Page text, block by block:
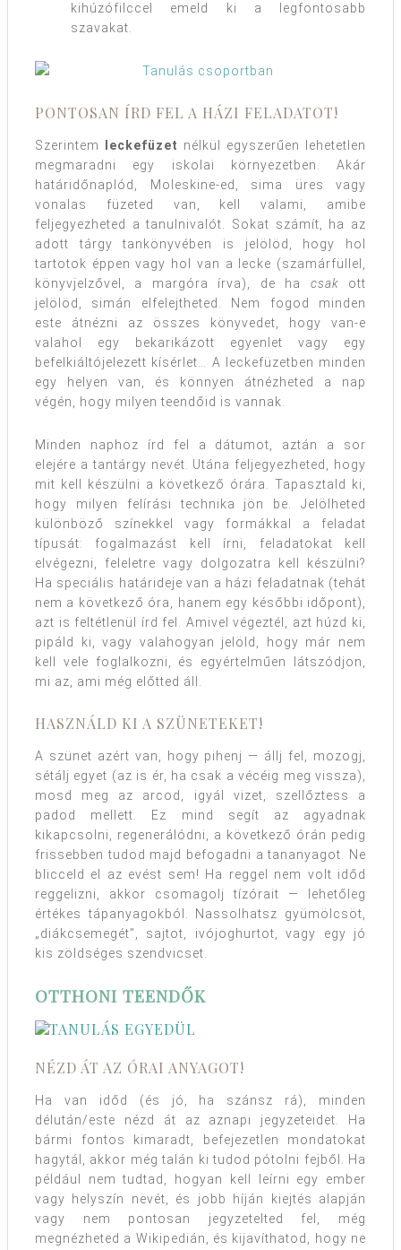
kihúzófilccel emeld ki a legfontosabb
szavakat.
PONTOSAN ÍRD FEL A HÁZI FELADATOT!
Szerintem leckefüzet nélkül egyszerűen lehetetlen
megmaradni egy iskolai környezetben. Akár
határidőnaplód, Moleskine-ed, sima üres vagy
vonalas füzeted van, kell valami, amibe
feljegyezheted a tanulnivalót. Sokat számít, ha az
adott tárgy tankönyvében is jelölöd, hogy hol
tartotok éppen vagy hol van a lecke (szamárfüllel,
könyvjelzővel, a margóra írva), de ha csak ott
jelölöd, simán elfelejtheted. Nem fogod minden
este átnézni az összes könyvedet, hogy van-e
valahol egy bekarikázott egyenlet vagy egy
befelkiáltójelezett kísérlet… A leckefüzetben minden
egy helyen van, és könnyen átnézheted a nap
végén, hogy milyen teendőid is vannak.
Minden naphoz írd fel a dátumot, aztán a sor
elejére a tantárgy nevét. Utána feljegyezheted, hogy
mit kell készülni a következő órára. Tapasztald ki,
hogy milyen felírási technika jön be. Jelölheted
különböző színekkel vagy formákkal a feladat
típusát: fogalmazást kell írni, feladatokat kell
elvégezni, feleletre vagy dolgozatra kell készülni?
Ha speciális határideje van a házi feladatnak (tehát
nem a következő óra, hanem egy későbbi időpont),
azt is feltétlenül írd fel. Amivel végeztél, azt húzd ki,
pipáld ki, vagy valahogyan jelöld, hogy már nem
kell vele foglalkozni, és egyértelműen látszódjon,
mi az, ami még előtted áll.
HASZNÁLD KI A SZÜNETEKET!
A szünet azért van, hogy pihenj — állj fel, mozogj,
sétálj egyet (az is ér, ha csak a vécéig meg vissza),
mosd meg az arcod, igyál vizet, szellőztess a
padod mellett. Ez mind segít az agyadnak
kikapcsolni, regenerálódni, a következő órán pedig
frissebben tudod majd befogadni a tananyagot. Ne
blicceld el az evést sem! Ha reggel nem volt időd
reggelizni, akkor csomagolj tízórait — lehetőleg
értékes tápanyagokból. Nassolhatsz gyümölcsöt,
„diákcsemegét”, sajtot, ivójoghurtot, vagy egy jó
kis zöldséges szendvicset.
OTTHONI TEENDŐK
NÉZD ÁT AZ ÓRAI ANYAGOT!
Ha van időd (és jó, ha szánsz rá), minden
délután/este nézd át az aznapi jegyzeteidet. Ha
bármi fontos kimaradt, befejezetlen mondatokat
hagytál, akkor még talán ki tudod pótolni fejből. Ha
például nem tudtad, hogyan kell leírni egy ember
vagy helyszín nevét, és jobb híján kiejtés alapján
vagy nem pontosan jegyzetelted fel, még
megnézheted a Wikipedián, és kijavíthatod, hogy ne